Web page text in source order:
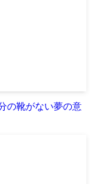
の靴がない夢の意